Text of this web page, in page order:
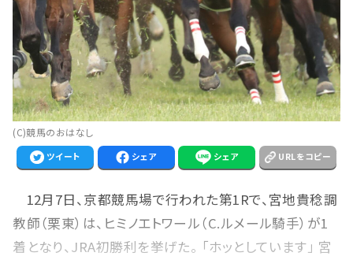
(C)競馬のおはなし
ツイート シェア シェア URLをコピー
12月7日、京都競馬場で行われた第1Rで、宮地貴稔調
教師（栗東）は、ヒミノエトワール（C.ルメール騎手）が1
着となり、JRA初勝利を挙げた。 「ホッとしています」 宮